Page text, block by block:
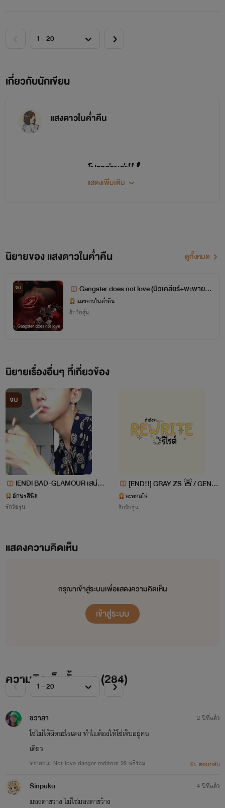
เกี่ยวกับนักเขียน
แสงดาวในค่ำคืน
โปรดอ่านค่ะ‼️❗️
ด้วยกันนะคะ ไรท์แต่งเองด้วยน้า
ช่องที่ 2💢❗️ ก็คือ
แสงดาวในค่ำคืน Ver.2
ใครชอบนิยายไรท์ก็สนับสนุนกันเยอะๆน้า ไรท์จะมีกำลังใจ
มากๆเลย ติดตามเข้าไปอ่านกันเยอะๆน้า
ห้ามลอกเลียนแบบหรือคัดลอกเนื้อเรื่อง
นิยายเด็ดขาด!!⚠️❌
อย่าลืม!! ช่วยติดตามไรท์เยอะๆนะคะ สนับสนุนไรท์ด้วย
ขอบคุณที่สนับสนุนนะคะ
🙏🙏🙏💕💕💕💕💕💕🙏🙏🙏🙏🙏🙏💕💕💕💕💕🙏🙏
แสดงเพิ่มเติม
นิยายของ แสงดาวในค่ำคืน ดูทั้งหมด
จบ
Gangster does not love (นิวเคลียร์+พะพาย)1
8+
แสงดาวในค่ำคืน
รักวัยรุ่น
นิยายเรื่องอื่นๆ ที่เกี่ยวข้อง
จบ
lENDl BAD-GLAMOUR เสน่ห์รั
กร้าย นายดีเดย์! (D-DAY x NA
DEAR) 18+
อักษรสีนิล
รักวัยรุ่น
[END!!] GRAY ZS 🚨/ GENTL
E GUY (20+)**กำลังแก้คำผิด**
อะพอลโล่_
รักวัยรุ่น
แสดงความคิดเห็น
กรุณาเข้าสู่ระบบเพื่อแสดงความคิดเห็น
เข้าสู่ระบบ
ความคิดเห็นทั้งหมด (284)
ชวาลา
โซ่ไม่ได้ผิดอะไรเลย ทำไมต้องให้โซ่เจ็บอยู่คน
เดียว
จากตอน: Not love danger reditors 28 ฟรี1ชม.
2 ปีที่แล้ว
ตอบกลับ
Sinpuku
มองตาขวาง ไม่ใช่มองตาขว้าง
4 ปีที่แล้ว